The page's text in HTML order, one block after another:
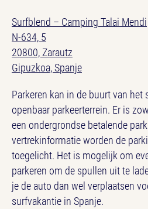
Surfblend – Camping Talai Mendi
N-634, 5
20800, Zarautz
Gipuzkoa, Spanje
Parkeren kan in de buurt van het
openbaar parkeerterrein. Er is
een ondergrondse betalende
vertrekinformatie worden de
toegelicht. Het is mogelijk om
parkeren om de spullen uit te
je de auto dan wel verplaatsen
surfvakantie in Spanje.